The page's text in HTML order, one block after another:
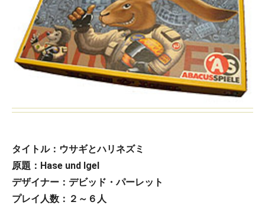
タイトル：ウサギとハリネズミ
原題：Hase und Igel
デザイナー：デビッド・パーレット
プレイ人数：２～６人